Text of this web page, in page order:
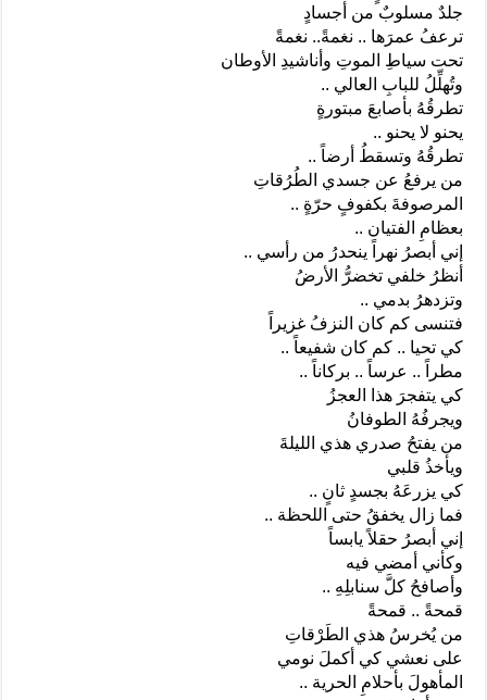
جلدٌ مسلوبٌ من أجسادٍ
ترعفُ عمرَها .. نغمةً.. نغمةً
تحت سياطِ الموتِ وأناشيدِ الأوطان
وتُهلِّلُ للبابِ العالي ..
تطرقُهُ بأصابعَ مبتورةٍ
يحنو لا يحنو ..
تطرقُهُ وتسقطُ أرضاً ..
من يرفعُ عن جسدي الطُرُقاتِ
المرصوفةَ بكفوفٍ حرّةٍ ..
بعظامِ الفتيان ..
إني أبصرُ نهراً ينحدرُ من رأسي ..
أنظرُ خلفي تخضرُّ الأرضُ
وتزدهرُ بدمي ..
فتنسى كم كان النزفُ غزيراً
كي تحيا .. كم كان شفيعاً ..
مطراً .. عرساً .. بركاناً ..
كي يتفجرَ هذا العجزُ
ويجرفُهُ الطوفانُ
من يفتحُ صدري هذي الليلةَ
ويأخذُ قلبي
كي يزرعَهُ بجسدٍ ثانٍ ..
فما زال يخفقُ حتى اللحظة ..
إني أبصرُ حقلاً يابساً
وكأني أمضي فيه
وأصافحُ كلَّ سنابلِهِ ..
قمحةً .. قمحةً
من يُخرسُ هذي الطَرْقاتِ
على نعشي كي أكملَ نومي
المأهولَ بأحلامِ الحرية ..